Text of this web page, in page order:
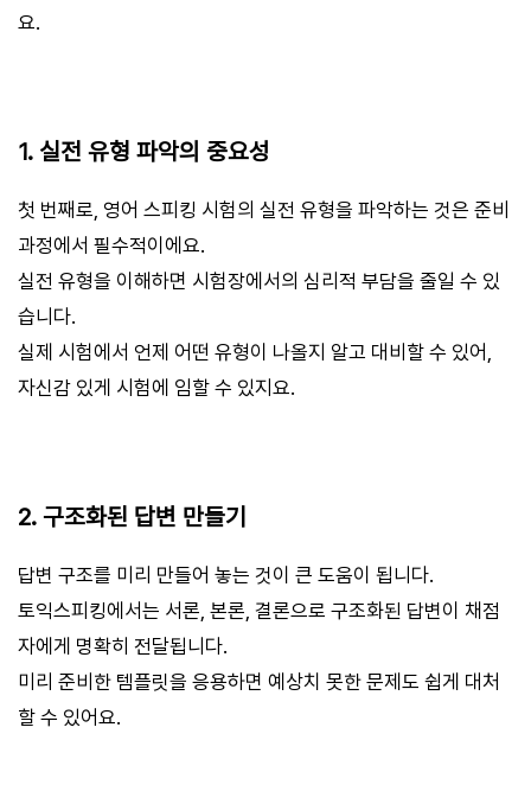
요.
1. 실전 유형 파악의 중요성
첫 번째로, 영어 스피킹 시험의 실전 유형을 파악하는 것은 준비
과정에서 필수적이에요.
실전 유형을 이해하면 시험장에서의 심리적 부담을 줄일 수 있
습니다.
실제 시험에서 언제 어떤 유형이 나올지 알고 대비할 수 있어,
자신감 있게 시험에 임할 수 있지요.
2. 구조화된 답변 만들기
답변 구조를 미리 만들어 놓는 것이 큰 도움이 됩니다.
토익스피킹에서는 서론, 본론, 결론으로 구조화된 답변이 채점
자에게 명확히 전달됩니다.
미리 준비한 템플릿을 응용하면 예상치 못한 문제도 쉽게 대처
할 수 있어요.